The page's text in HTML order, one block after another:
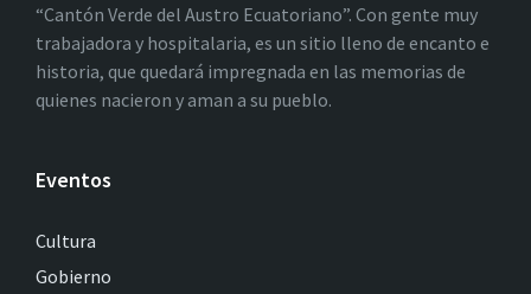
“Cantón Verde del Austro Ecuatoriano”. Con gente muy
trabajadora y hospitalaria, es un sitio lleno de encanto e
historia, que quedará impregnada en las memorias de
quienes nacieron y aman a su pueblo.
Eventos
Cultura
Gobierno